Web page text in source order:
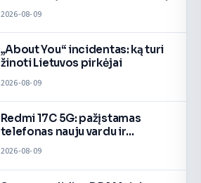
2026-08-09
„About You“ incidentas: ką turi
žinoti Lietuvos pirkėjai
2026-08-09
Redmi 17C 5G: pažįstamas
telefonas nauju vardu ir
2026-08-09